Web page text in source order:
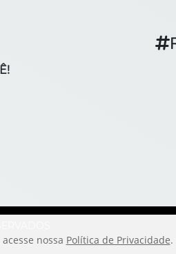
nossa Política de Privacidade.